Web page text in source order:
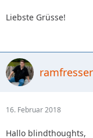
Liebste Grüsse!
ramfresser
16. Februar 2018
Hallo blindthoughts,